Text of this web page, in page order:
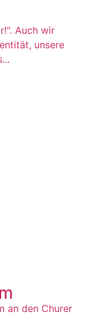
Auch wir
unsere
an den Churer